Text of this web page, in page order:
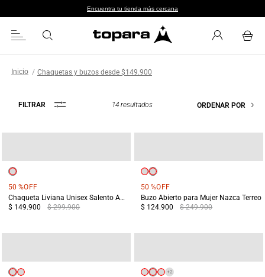
Encuentra tu tienda más cercana
Chaquetas y buzos desde $149.900
FILTRAR 14resultados ORDENAR POR
50 %OFF
Chaqueta Liviana Unisex Salento Amarillo
$ 149.900
$ 299.900
50 %OFF
Buzo Abierto para Mujer Nazca Terreo
$ 124.900
$ 249.900
+2